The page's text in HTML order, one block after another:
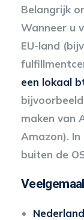
Belangrijk
Wanneer u
EU-land
een lokaal
maken van
Amazon).
buiten de